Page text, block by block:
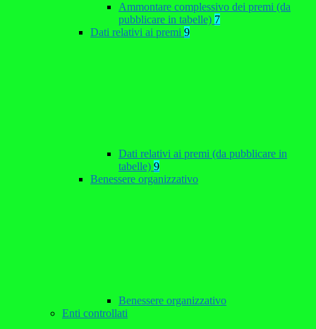
Ammontare complessivo dei premi (da
pubblicare in tabelle) 7
Dati relativi ai premi 9
Dati relativi ai premi (da pubblicare in
tabelle) 9
Benessere organizzativo
Benessere organizzativo
Enti controllati